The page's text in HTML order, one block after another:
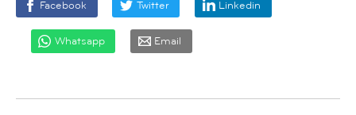
Facebook Twitter Linkedin
Whatsapp Email